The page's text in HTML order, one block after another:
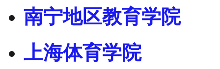
南宁地区教育学院
上海体育学院